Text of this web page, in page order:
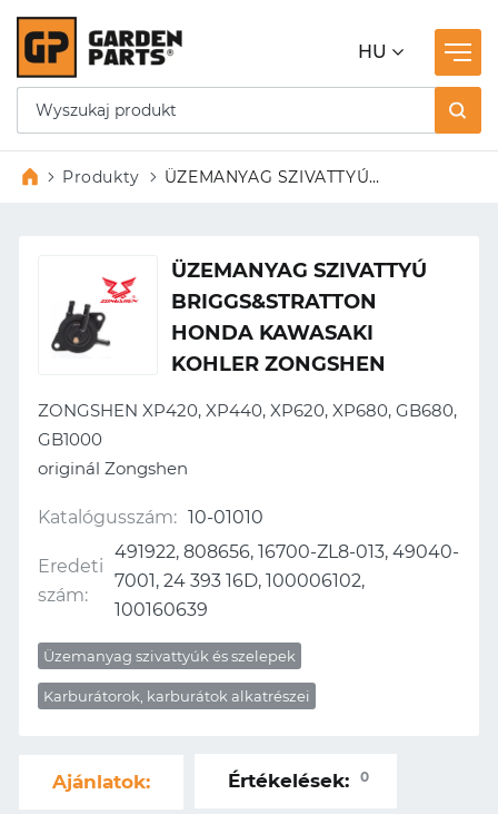
HU
Produkty
ÜZEMANYAG SZIVATTYÚ
ÜZEMANYAG SZIVATTYÚ
BRIGGS&STRATTON
HONDA KAWASAKI
KOHLER ZONGSHEN
ZONGSHEN XP420, XP440, XP620, XP680, GB680,
GB1000
originál Zongshen
Katalógusszám: 10-01010
Eredeti
szám:
491922, 808656, 16700-ZL8-013, 49040-
7001, 24 393 16D, 100006102,
100160639
Üzemanyag szivattyúk és szelepek
Karburátorok, karburátok alkatrészei
Ajánlatok: Értékelések: 0